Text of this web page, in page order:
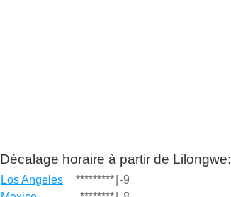
Décalage horaire à partir de Lilongwe:
Los Angeles ********* -9